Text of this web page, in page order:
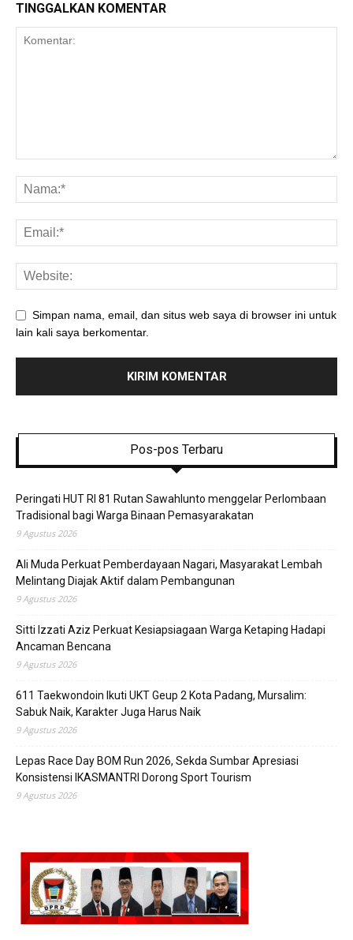
TINGGALKAN KOMENTAR
Simpan nama, email, dan situs web saya di browser ini untuk
lain kali saya berkomentar.
Pos-pos Terbaru
Peringati HUT RI 81 Rutan Sawahlunto menggelar Perlombaan
Tradisional bagi Warga Binaan Pemasyarakatan
9 Agustus 2026
Ali Muda Perkuat Pemberdayaan Nagari, Masyarakat Lembah
Melintang Diajak Aktif dalam Pembangunan
9 Agustus 2026
Sitti Izzati Aziz Perkuat Kesiapsiagaan Warga Ketaping Hadapi
Ancaman Bencana
9 Agustus 2026
611 Taekwondoin Ikuti UKT Geup 2 Kota Padang, Mursalim:
Sabuk Naik, Karakter Juga Harus Naik
9 Agustus 2026
Lepas Race Day BOM Run 2026, Sekda Sumbar Apresiasi
Konsistensi IKASMANTRI Dorong Sport Tourism
9 Agustus 2026